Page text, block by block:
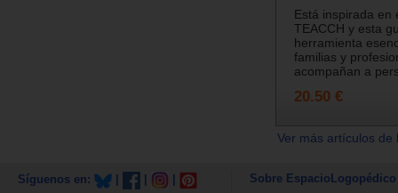
Está inspirada en
TEACCH y esta
herramienta
familias y
acompañan a
20.50 €
Ver más artículos
Síguenos en: Sobre EspacioLogopédico